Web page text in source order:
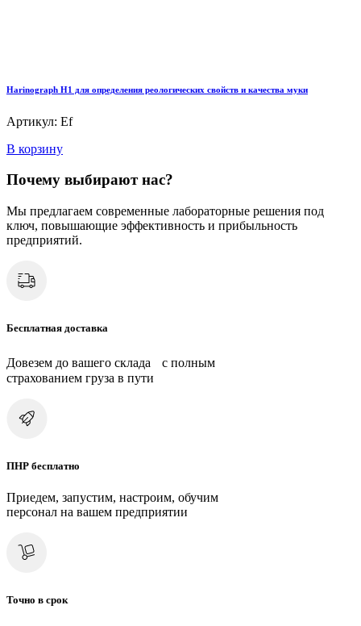
Harinograph Н1 для определения реологических свойств и качества муки
Артикул: Ef
В корзину
Почему выбирают нас?
Мы предлагаем современные лабораторные решения под
ключ, повышающие эффективность и прибыльность
предприятий.
Бесплатная доставка
Довезем до вашего склада с полным
страхованием груза в пути
ПНР бесплатно
Приедем, запустим, настроим, обучим
персонал на вашем предприятии
Точно в срок